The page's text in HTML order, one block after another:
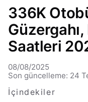
336K
Saatleri
08/08/2025
Son güncelleme: 24
İçindekiler